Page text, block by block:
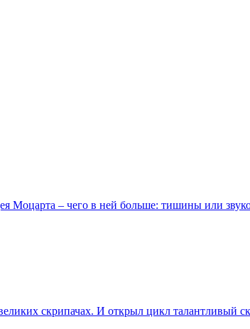
Моцарта – чего в ней больше: тишины или
скрипачах. И открыл цикл талантливый